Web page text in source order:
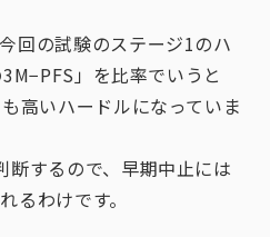
回の試験のステージ1のハ
」を比率でいうと
高いハードルになっていま
断するので、早期中止には
るわけです。